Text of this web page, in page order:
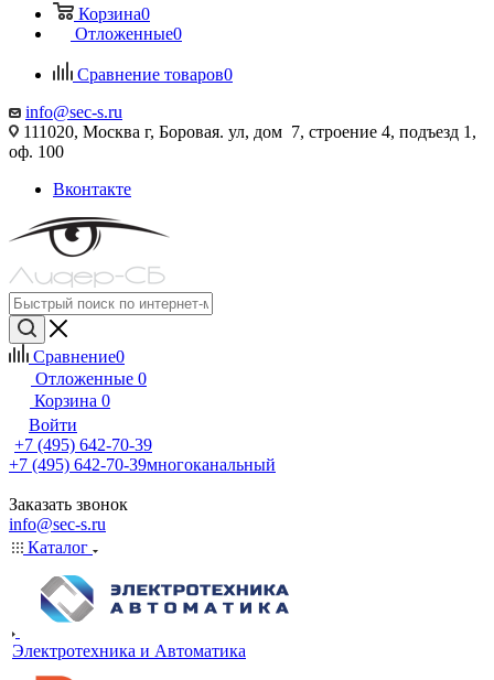
Корзина0
Отложенные0
Сравнение товаров0
info@sec-s.ru
111020, Москва г, Боровая. ул, дом 7, строение 4, подъезд 1,
оф. 100
Вконтакте
Сравнение0
Отложенные 0
Корзина 0
Войти
+7 (495) 642-70-39
+7 (495) 642-70-39многоканальный
Заказать звонок
info@sec-s.ru
Каталог
Электротехника и Автоматика